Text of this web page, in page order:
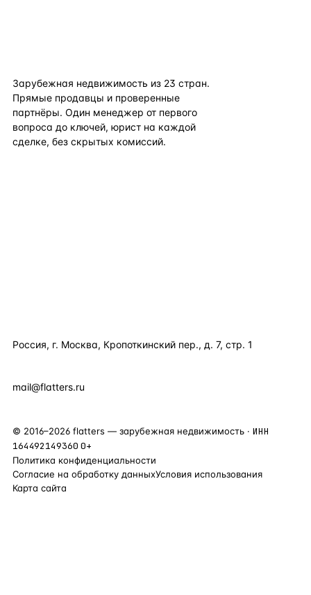
Зарубежная недвижимость из 23 стран.
Прямые продавцы и проверенные
партнёры. Один менеджер от первого
вопроса до ключей, юрист на каждой
сделке, без скрытых комиссий.
Россия, г. Москва, Кропоткинский пер., д. 7, стр. 1
mail@flatters.ru
© 2016–2026 flatters — зарубежная недвижимость · ИНН
164492149360 0+
Политика конфиденциальности
Согласие на обработку данныхУсловия использования
Карта сайта